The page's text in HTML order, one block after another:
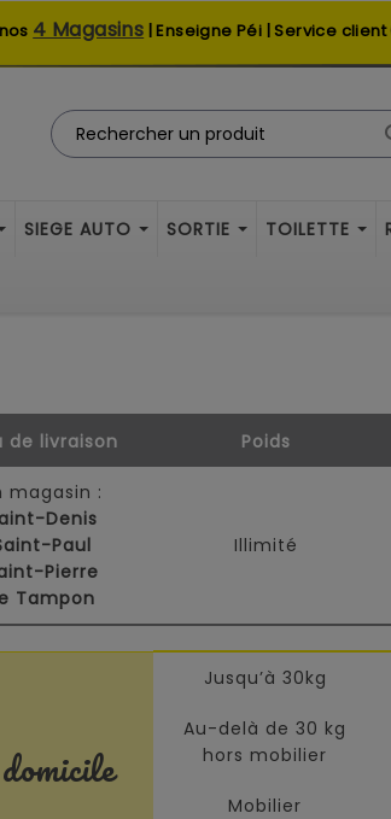
4 Magasins | Enseigne Péi | Service client
SIEGE AUTO SORTIE TOILETTE
de livraison Poids
magasin :
Denis
Paul
Pierre
Tampon
Illimité
Jusqu’à 30kg
Au-delà de 30 kg
hors mobilier
Mobilier